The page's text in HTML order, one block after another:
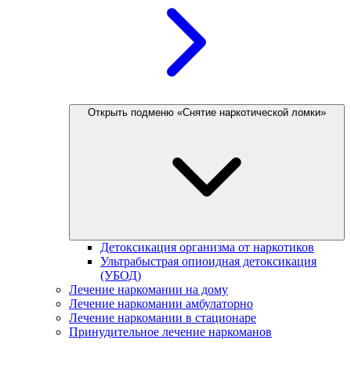
Открыть подменю «Снятие наркотической ломки»
Детоксикация организма от наркотиков
Ультрабыстрая опиоидная детоксикация
(УБОД)
Лечение наркомании на дому
Лечение наркомании амбулаторно
Лечение наркомании в стационаре
Принудительное лечение наркоманов